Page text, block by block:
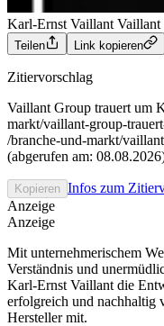
Karl-Ernst Vaillant Vaillant
Teilen Link kopieren
Zitiervorschlag
Vaillant Group trauert um
markt/vaillant-group-
/branche-und-markt/
(abgerufen am:
Kopieren Infos zum
Anzeige
Anzeige
Mit unternehmerischem
Verständnis und
Karl-Ernst Vaillant die
erfolgreich und nachhaltig
Hersteller mit.